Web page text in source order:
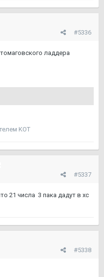
#5336
ладдера
KOТ
#5337
21 числа 3 пака дадут в хс
#5338